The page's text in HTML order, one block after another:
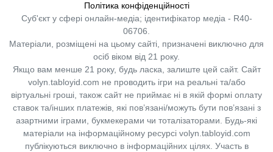
Політика конфіденційності
Суб'єкт у сфері онлайн-медіа; ідентифікатор медіа - R40-
06706.
Матеріали, розміщені на цьому сайті, призначені виключно для
осіб віком від 21 року.
Якщо вам менше 21 року, будь ласка, залиште цей сайт. Сайт
volyn.tabloyid.com не проводить ігри на реальні та/або
віртуальні гроші, також сайт не приймає ні в якій формі оплату
ставок та/інших платежів, які пов’язані/можуть бути пов’язані з
азартними іграми, букмекерами чи тоталізаторами. Будь-які
матеріали на інформаційному ресурсі volyn.tabloyid.com
публікуються виключно в інформаційних цілях. Участь в